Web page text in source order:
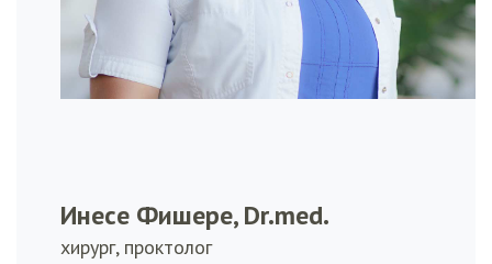
Инесе Фишере, Dr.med.
хирург, проктолог